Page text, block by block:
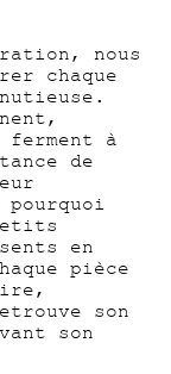
nous
chaque
à
de
en
pièce
son
son